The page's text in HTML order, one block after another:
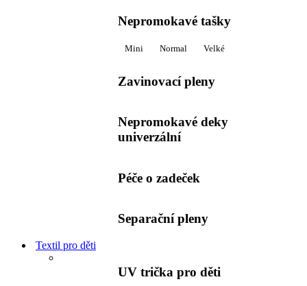
Nepromokavé tašky
Mini Normal Velké
Zavinovací pleny
Nepromokavé deky
univerzální
Péče o zadeček
Separační pleny
Textil pro děti
UV trička pro děti